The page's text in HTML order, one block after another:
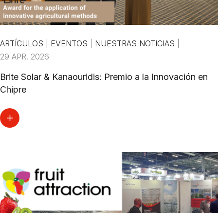
ARTÍCULOS EVENTOS NUESTRAS NOTICIAS
29 APR. 2026
Brite Solar & Kanaouridis: Premio a la Innovación en
Chipre